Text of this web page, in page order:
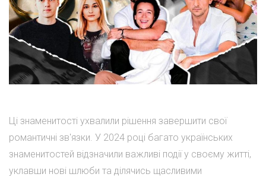
Ці знаменитості ухвалили рішення завершити свої
романтичні зв'язки. У 2024 році багато українських
знаменитостей відзначили важливі події у своєму житті,
уклавши нові шлюби та ділячись щасливими